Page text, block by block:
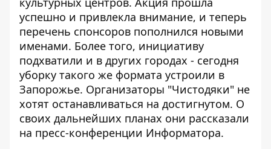
успешно и привлекла внимание, и теперь
перечень спонсоров пополнился новыми
именами. Более того, инициативу
подхватили и в других городах - сегодня
уборку такого же формата устроили в
Запорожье. Организаторы "Чистодяки" не
хотят останавливаться на достигнутом. О
своих дальнейших планах они рассказали
на пресс-конференции Информатора.